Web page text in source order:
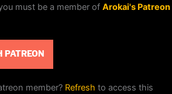
must be a member of Arokai's Patreon
member? Refresh to access this